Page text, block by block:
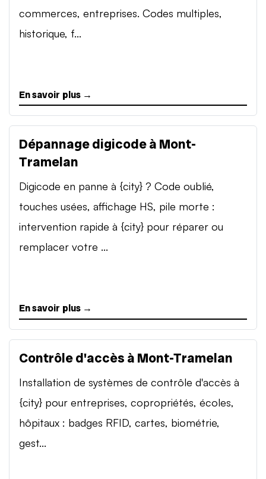
commerces, entreprises. Codes multiples,
historique, f...
En savoir plus →
Dépannage digicode à Mont-
Tramelan
Digicode en panne à {city} ? Code oublié,
touches usées, affichage HS, pile morte :
intervention rapide à {city} pour réparer ou
remplacer votre ...
En savoir plus →
Contrôle d'accès à Mont-Tramelan
Installation de systèmes de contrôle d'accès à
{city} pour entreprises, copropriétés, écoles,
hôpitaux : badges RFID, cartes, biométrie,
gest...